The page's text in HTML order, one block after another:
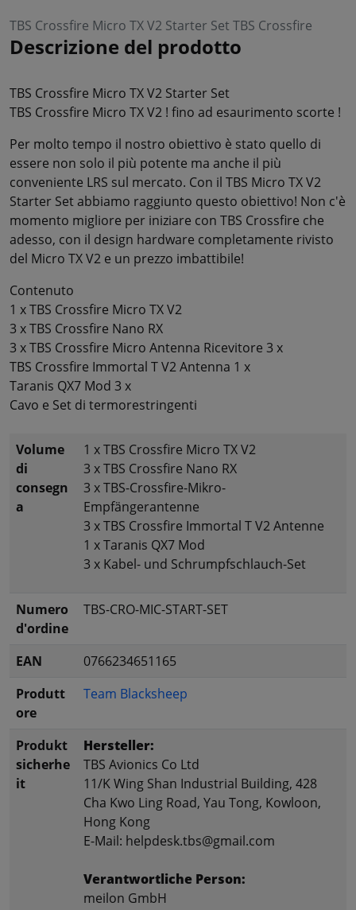
TBS Crossfire Micro TX V2 Starter Set TBS Crossfire
Descrizione del prodotto
TBS Crossfire Micro TX V2 Starter Set
TBS Crossfire Micro TX V2 ! fino ad esaurimento scorte !
Per molto tempo il nostro obiettivo è stato quello di
essere non solo il più potente ma anche il più
conveniente LRS sul mercato. Con il TBS Micro TX V2
Starter Set abbiamo raggiunto questo obiettivo! Non c'è
momento migliore per iniziare con TBS Crossfire che
adesso, con il design hardware completamente rivisto
del Micro TX V2 e un prezzo imbattibile!
Contenuto
1 x TBS Crossfire Micro TX V2
3 x TBS Crossfire Nano RX
3 x TBS Crossfire Micro Antenna Ricevitore 3 x
TBS Crossfire Immortal T V2 Antenna 1 x
Taranis QX7 Mod 3 x
Cavo e Set di termorestringenti
Volume
di
consegn
a
1 x TBS Crossfire Micro TX V2
3 x TBS Crossfire Nano RX
3 x TBS-Crossfire-Mikro-
Empfängerantenne
3 x TBS Crossfire Immortal T V2 Antenne
1 x Taranis QX7 Mod
3 x Kabel- und Schrumpfschlauch-Set
Numero
d'ordine
TBS-CRO-MIC-START-SET
EAN
0766234651165
Produtt
ore
Team Blacksheep
Produkt
sicherhe
it
Hersteller:
TBS Avionics Co Ltd
11/K Wing Shan Industrial Building, 428
Cha Kwo Ling Road, Yau Tong, Kowloon,
Hong Kong
E-Mail: helpdesk.tbs@gmail.com
Verantwortliche Person:
meilon GmbH